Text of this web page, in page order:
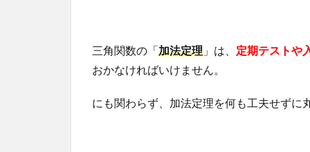
三角関数の「加法定理 」は、 定期テストや
おかなければいけません。
にも関わらず、加法定理を何も工夫せずに